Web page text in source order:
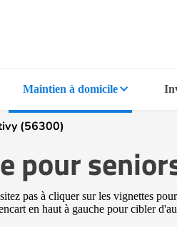
Maintien à domicile
(56300)
pour
pas à cliquer sur les vignettes
en haut à gauche pour cibler